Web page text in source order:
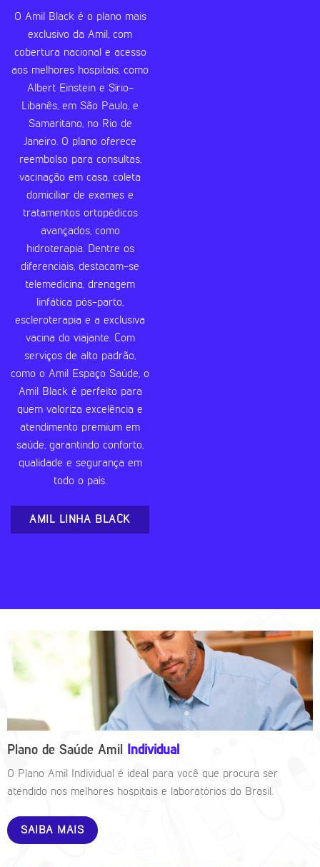
O Amil Black é o plano mais
exclusivo da Amil, com
cobertura nacional e acesso
aos melhores hospitais, como
Albert Einstein e Sírio-
Libanês, em São Paulo, e
Samaritano, no Rio de
Janeiro. O plano oferece
reembolso para consultas,
vacinação em casa, coleta
domiciliar de exames e
tratamentos ortopédicos
avançados, como
hidroterapia. Dentre os
diferenciais, destacam-se
telemedicina, drenagem
linfática pós-parto,
escleroterapia e a exclusiva
vacina do viajante. Com
serviços de alto padrão,
como o Amil Espaço Saúde, o
Amil Black é perfeito para
quem valoriza excelência e
atendimento premium em
saúde, garantindo conforto,
qualidade e segurança em
todo o país.
AMIL LINHA BLACK
Plano de Saúde Amil Individual
O Plano Amil Individual é ideal para você que procura ser
atendido nos melhores hospitais e laboratórios do Brasil.
SAIBA MAIS